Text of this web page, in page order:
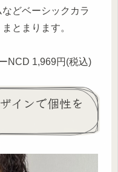
どベーシックカラ
とまります。
NCD 1,969円(税込)
インで個性を